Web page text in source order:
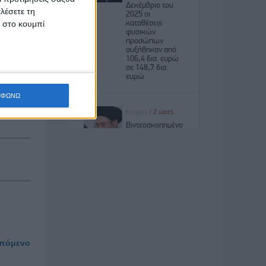
τη
στο κουμπί
που
φυτών.
10